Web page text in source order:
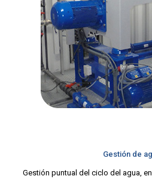
Gestión de
Gestión puntual del ciclo del agua,